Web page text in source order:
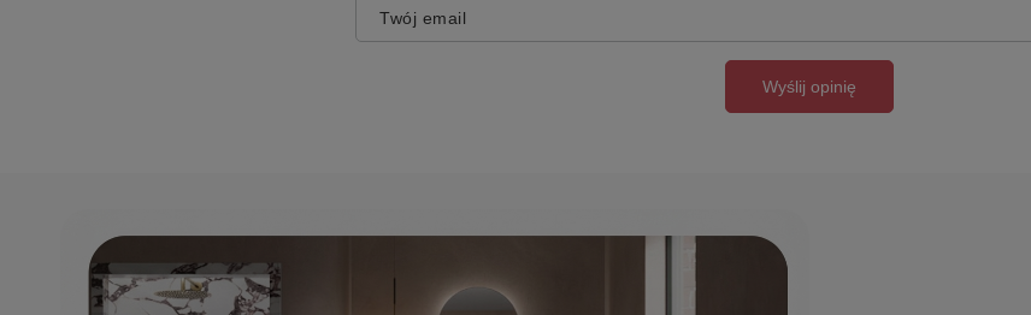
Twój email
Wyślij opinię